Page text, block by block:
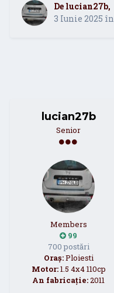
Delucian27b,
3 Iunie 2025 în
lucian27b
Senior
Members
99
700 postări
Oraș:Ploiesti
Motor:1.5 4x4 110cp
An fabricație:2011